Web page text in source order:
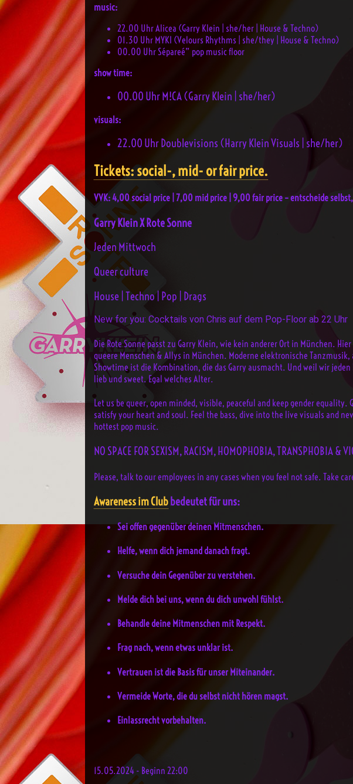
music:
22.00 Uhr Alicea (Garry Klein | she/her | House & Techno)
01.30 Uhr MYKI (Velours Rhythms | she/they | House & Techno)
00.00 Uhr Sépareé” pop music floor
show time:
00.00 Uhr M!CA (Garry Klein | she/her)
visuals:
22.00 Uhr Doublevisions (Harry Klein Visuals | she/her)
Tickets: social-, mid- or fair price.
VVK: 4,00 social price | 7,00 mid price | 9,00 fair price – entscheide
Garry Klein X Rote Sonne
Jeden Mittwoch
Queer culture
House | Techno | Pop | Drags
New for you: Cocktails von Chris auf dem Pop-Floor ab 22 Uhr
Die Rote Sonne passt zu Garry Klein, wie kein anderer Ort in München.
queere Menschen & Allys in München. Moderne elektronische
Showtime ist die Kombination, die das Garry ausmacht. Und weil wir
lieb und sweet. Egal welches Alter.
Let us be queer, open minded, visible, peaceful and keep gender
satisfy your heart and soul. Feel the bass, dive into the live visuals and
hottest pop music.
NO SPACE FOR SEXISM, RACISM, HOMOPHOBIA, TRANSPHOBIA &
Please, talk to our employees in any cases when you feel not safe. Take
Awareness im Club bedeutet für uns:
Sei offen gegenüber deinen Mitmenschen.
Helfe, wenn dich jemand danach fragt.
Versuche dein Gegenüber zu verstehen.
Melde dich bei uns, wenn du dich unwohl fühlst.
Behandle deine Mitmenschen mit Respekt.
Frag nach, wenn etwas unklar ist.
Vertrauen ist die Basis für unser Miteinander.
Vermeide Worte, die du selbst nicht hören magst.
Einlassrecht vorbehalten.
15.05.2024 - Beginn 22:00